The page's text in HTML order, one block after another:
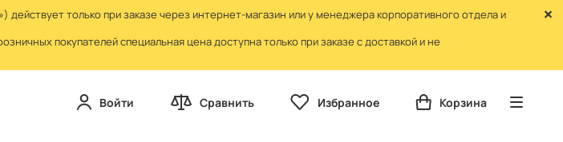
действует только при заказе через интернет-магазин или у менеджера корпоративного отдела и
покупателей специальная цена доступна только при заказе с доставкой и не
Войти Сравнить Избранное Корзина